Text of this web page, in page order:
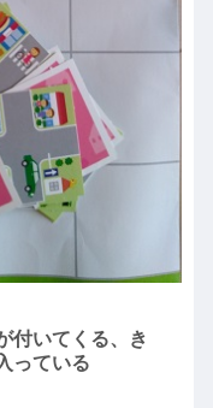
付いてくる、き
っている